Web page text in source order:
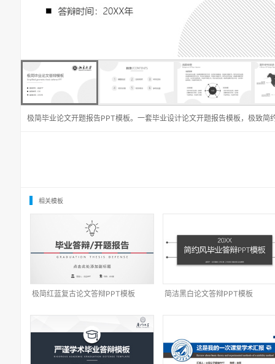
极简毕业论文开题报告PPT模板。一套毕业设计论文开题报告模板，极致简
相关模板
极简红蓝复古论文答辩PPT模板 简洁黑白论文答辩PPT模板